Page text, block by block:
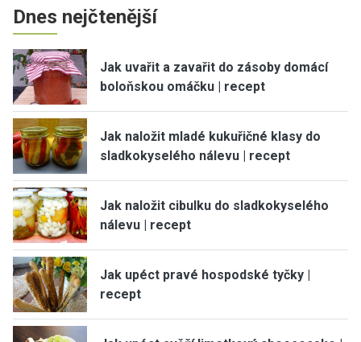
Dnes nejčtenější
Jak uvařit a zavařit do zásoby domácí
boloňskou omáčku | recept
Jak naložit mladé kukuřičné klasy do
sladkokyselého nálevu | recept
Jak naložit cibulku do sladkokyselého
nálevu | recept
Jak upéct pravé hospodské tyčky |
recept